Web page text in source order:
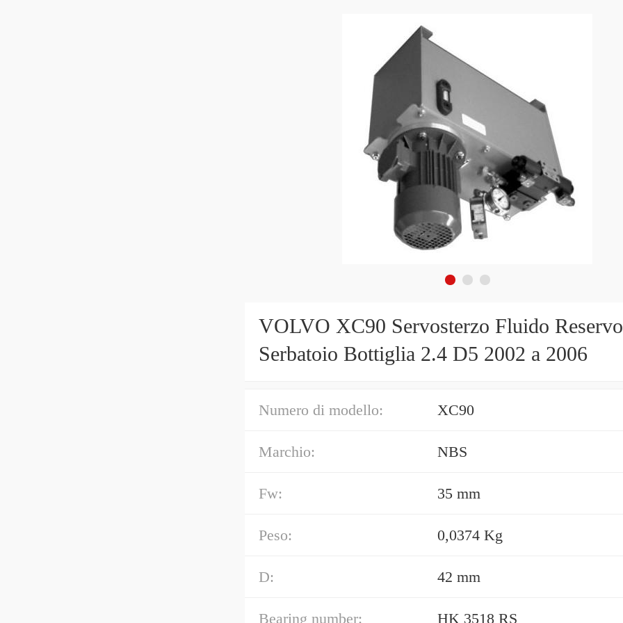
VOLVO XC90 Servosterzo Fluido
Serbatoio Bottiglia 2.4 D5 2002 a 2006
Numero di modello: XC90
Marchio: NBS
Fw: 35 mm
Peso: 0,0374 Kg
D: 42 mm
Bearing number: HK 3518 RS